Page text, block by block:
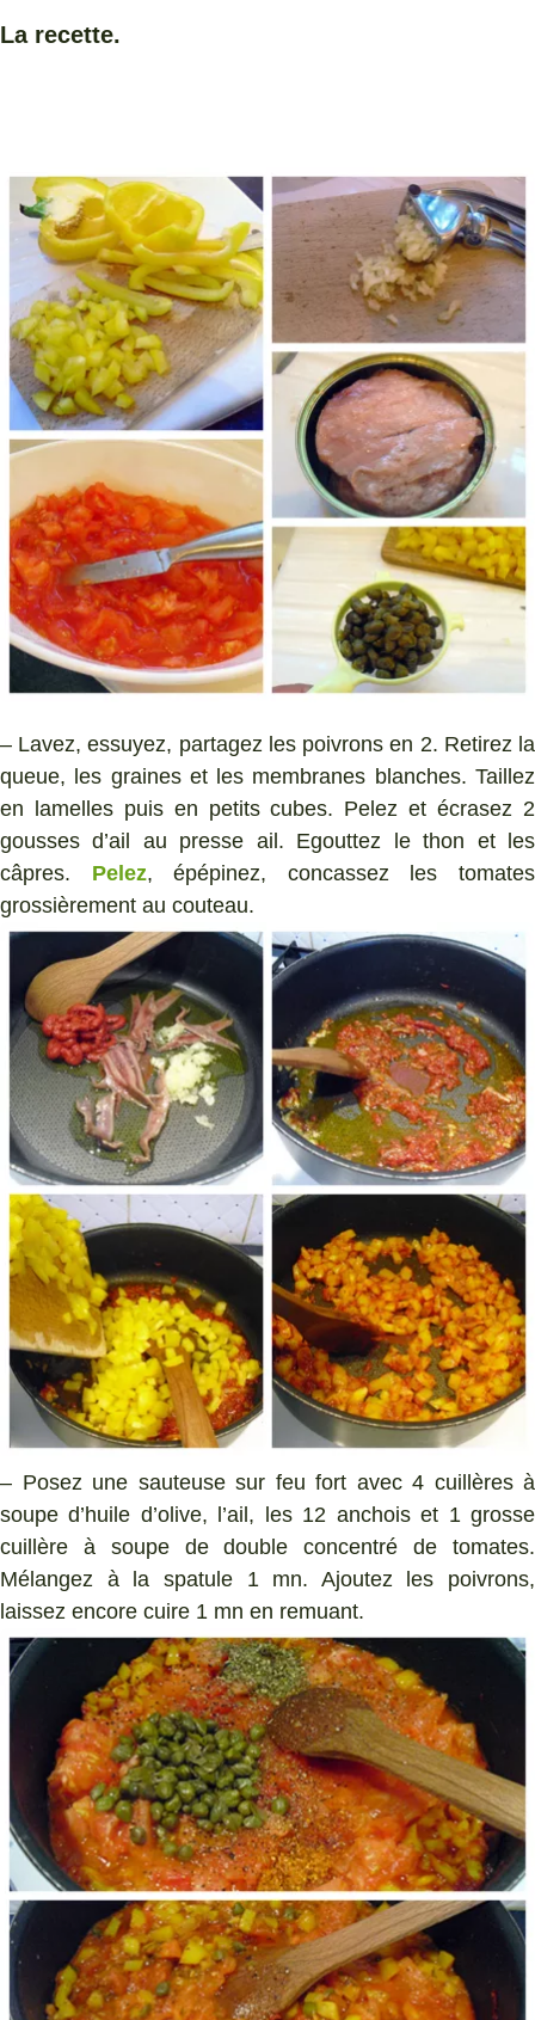
La recette.
– Lavez, essuyez, partagez les poivrons en 2. Retirez la
queue, les graines et les membranes blanches. Taillez
en lamelles puis en petits cubes. Pelez et écrasez 2
gousses d’ail au presse ail. Egouttez le thon et les
câpres. Pelez, épépinez, concassez les tomates
grossièrement au couteau.
– Posez une sauteuse sur feu fort avec 4 cuillères à
soupe d’huile d’olive, l’ail, les 12 anchois et 1 grosse
cuillère à soupe de double concentré de tomates.
Mélangez à la spatule 1 mn. Ajoutez les poivrons,
laissez encore cuire 1 mn en remuant.